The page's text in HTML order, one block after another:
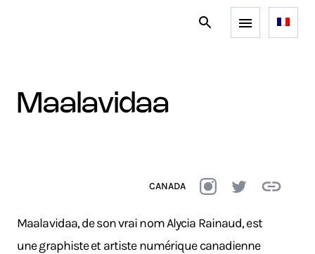
maalavidaa
CANADA
Maalavidaa, de son vrai nom Alycia Rainaud, est
une graphiste et artiste numérique canadienne